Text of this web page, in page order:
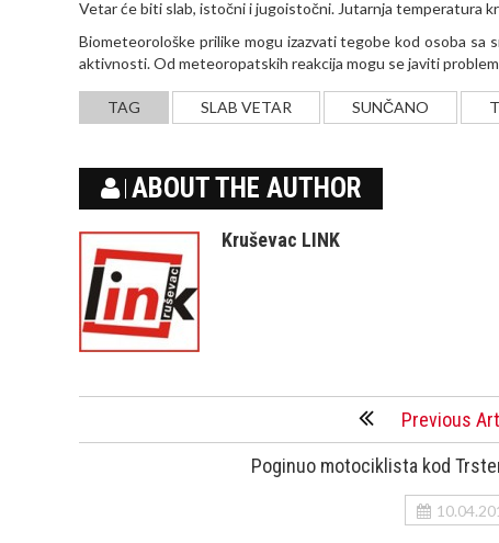
Vetar će biti slab, istočni i jugoistočni. Jutarnja temperatura
Biometeorološke prilike mogu izazvati tegobe kod osoba sa
aktivnosti. Od meteoropatskih reakcija mogu se javiti problemi
TAG SLAB VETAR SUNČANO
ABOUT THE AUTHOR
Kruševac LINK
Previous
Poginuo motociklista kod